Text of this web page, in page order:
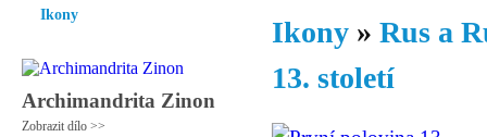
Ikony
Archimandrita Zinon
Zobrazit dílo >>
Ikony » Rus a
13. století